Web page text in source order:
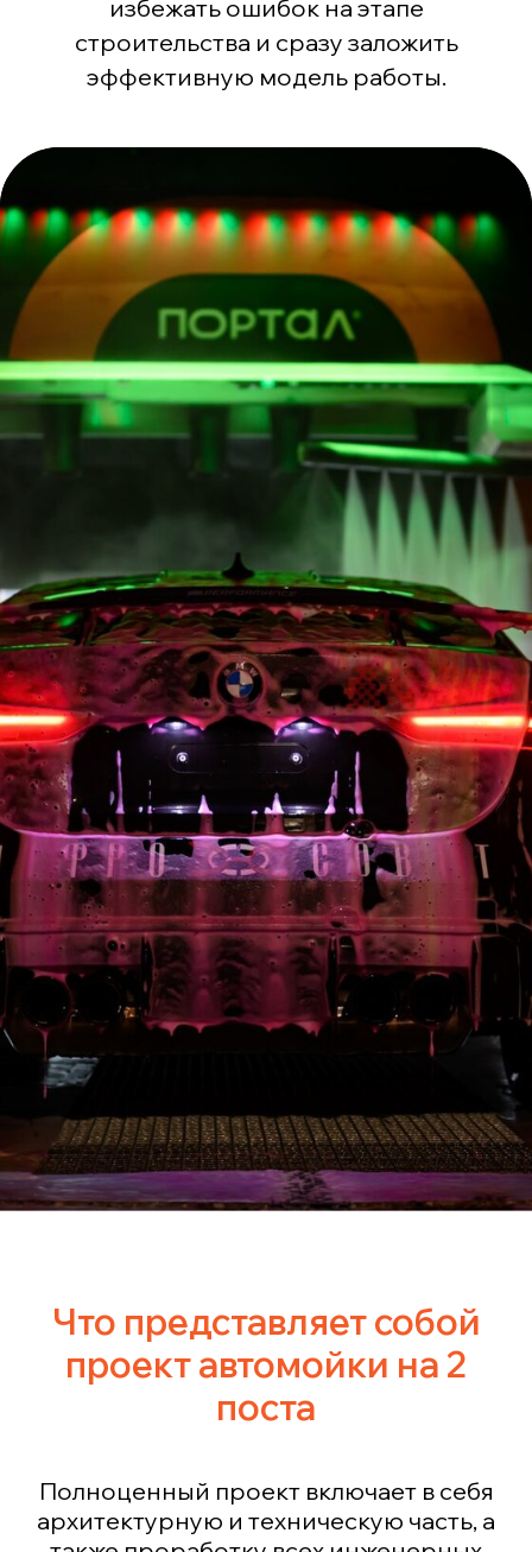
избежать ошибок на этапе
строительства и сразу заложить
эффективную модель работы.
Что представляет собой
проект автомойки на 2
поста
Полноценный проект включает в себя
архитектурную и техническую часть, а